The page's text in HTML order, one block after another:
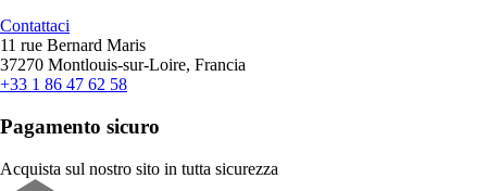
Contattaci
11 rue Bernard Maris
37270 Montlouis-sur-Loire, Francia
+33 1 86 47 62 58
Pagamento sicuro
Acquista sul nostro sito in tutta sicurezza